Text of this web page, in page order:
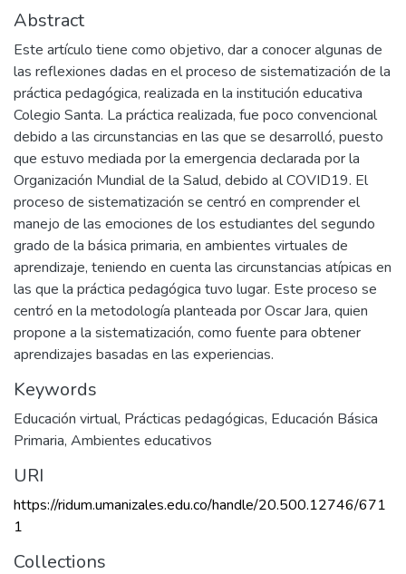
Abstract
Este artículo tiene como objetivo, dar a conocer algunas de
las reflexiones dadas en el proceso de sistematización de la
práctica pedagógica, realizada en la institución educativa
Colegio Santa. La práctica realizada, fue poco convencional
debido a las circunstancias en las que se desarrolló, puesto
que estuvo mediada por la emergencia declarada por la
Organización Mundial de la Salud, debido al COVID19. El
proceso de sistematización se centró en comprender el
manejo de las emociones de los estudiantes del segundo
grado de la básica primaria, en ambientes virtuales de
aprendizaje, teniendo en cuenta las circunstancias atípicas en
las que la práctica pedagógica tuvo lugar. Este proceso se
centró en la metodología planteada por Oscar Jara, quien
propone a la sistematización, como fuente para obtener
aprendizajes basadas en las experiencias.
Keywords
Educación virtual, Prácticas pedagógicas, Educación Básica
Primaria, Ambientes educativos
URI
https://ridum.umanizales.edu.co/handle/20.500.12746/671
1
Collections